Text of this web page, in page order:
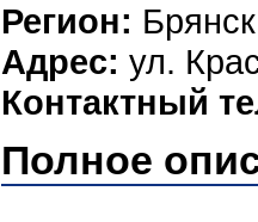
Регион: Брянск
Адрес: ул.
Контактный
Полное